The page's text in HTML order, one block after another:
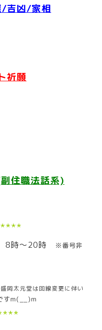
吉凶/家相
祈願
住職法話系)
8時～20時
※番号非
岡太元堂は回線変更に伴い
すm(__)m